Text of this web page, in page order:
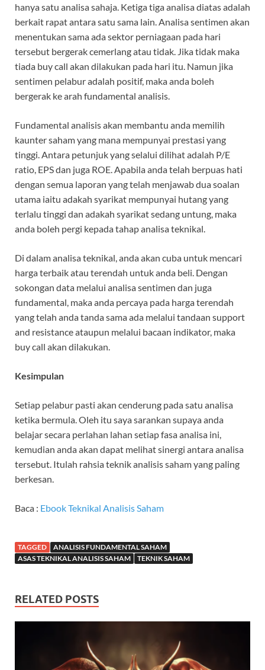
hanya satu analisa sahaja. Ketiga tiga analisa diatas adalah
berkait rapat antara satu sama lain. Analisa sentimen akan
menentukan sama ada sektor perniagaan pada hari
tersebut bergerak cemerlang atau tidak. Jika tidak maka
tiada buy call akan dilakukan pada hari itu. Namun jika
sentimen pelabur adalah positif, maka anda boleh
bergerak ke arah fundamental analisis.
Fundamental analisis akan membantu anda memilih
kaunter saham yang mana mempunyai prestasi yang
tinggi. Antara petunjuk yang selalui dilihat adalah P/E
ratio, EPS dan juga ROE. Apabila anda telah berpuas hati
dengan semua laporan yang telah menjawab dua soalan
utama iaitu adakah syarikat mempunyai hutang yang
terlalu tinggi dan adakah syarikat sedang untung, maka
anda boleh pergi kepada tahap analisa teknikal.
Di dalam analisa teknikal, anda akan cuba untuk mencari
harga terbaik atau terendah untuk anda beli. Dengan
sokongan data melalui analisa sentimen dan juga
fundamental, maka anda percaya pada harga terendah
yang telah anda tanda sama ada melalui tandaan support
and resistance ataupun melalui bacaan indikator, maka
buy call akan dilakukan.
Kesimpulan
Setiap pelabur pasti akan cenderung pada satu analisa
ketika bermula. Oleh itu saya sarankan supaya anda
belajar secara perlahan lahan setiap fasa analisa ini,
kemudian anda akan dapat melihat sinergi antara analisa
tersebut. Itulah rahsia teknik analisis saham yang paling
berkesan.
Baca : Ebook Teknikal Analisis Saham
TAGGED
ANALISIS FUNDAMENTAL SAHAM
ASAS TEKNIKAL ANALISIS SAHAM
TEKNIK SAHAM
RELATED POSTS